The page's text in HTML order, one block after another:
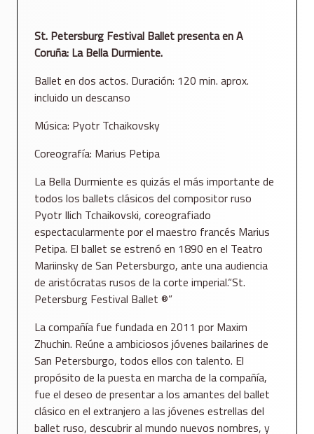
St. Petersburg Festival Ballet presenta en A
Coruña: La Bella Durmiente.
Ballet en dos actos. Duración: 120 min. aprox.
incluido un descanso
Música: Pyotr Tchaikovsky
Coreografía: Marius Petipa
La Bella Durmiente es quizás el más importante de
todos los ballets clásicos del compositor ruso
Pyotr Ilich Tchaikovski, coreografiado
espectacularmente por el maestro francés Marius
Petipa. El ballet se estrenó en 1890 en el Teatro
Mariinsky de San Petersburgo, ante una audiencia
de aristócratas rusos de la corte imperial.“St.
Petersburg Festival Ballet ®”
La compañía fue fundada en 2011 por Maxim
Zhuchin. Reúne a ambiciosos jóvenes bailarines de
San Petersburgo, todos ellos con talento. El
propósito de la puesta en marcha de la compañía,
fue el deseo de presentar a los amantes del ballet
clásico en el extranjero a las jóvenes estrellas del
ballet ruso, descubrir al mundo nuevos nombres, y